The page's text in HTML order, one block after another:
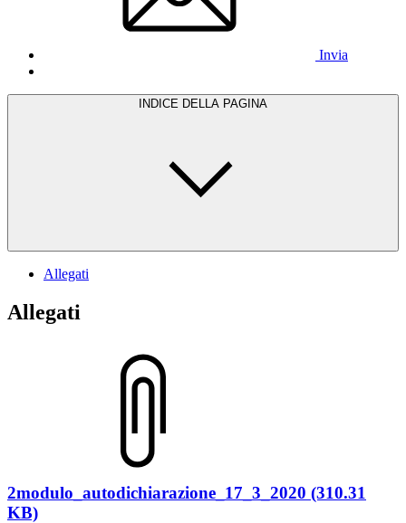
Invia
INDICE DELLA PAGINA
Allegati
Allegati
2modulo_autodichiarazione_17_3_2020 (310.31
KB)